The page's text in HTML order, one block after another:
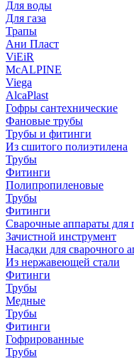
Для воды
Для газа
Трапы
Ани Пласт
ViEiR
McALPINE
Viega
AlcaPlast
Гофры сантехнические
Фановые трубы
Трубы и фитинги
Из сшитого полиэтилена
Трубы
Фитинги
Полипропиленовые
Трубы
Фитинги
Сварочные аппараты для
Зачистной инструмент
Насадки для сварочного
Из нержавеющей стали
Фитинги
Трубы
Медные
Трубы
Фитинги
Гофрированные
Трубы